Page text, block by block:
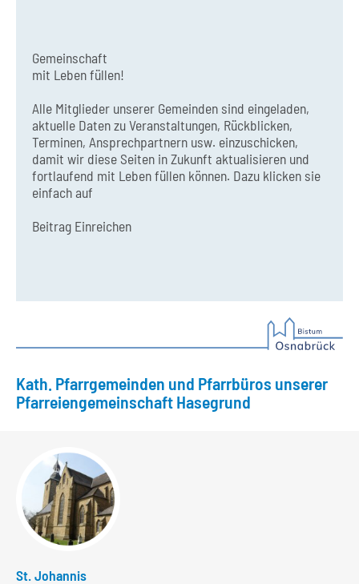
Gemeinschaft
mit Leben füllen!
Alle Mitglieder unserer Gemeinden sind eingeladen,
aktuelle Daten zu Veranstaltungen, Rückblicken,
Terminen, Ansprechpartnern usw. einzuschicken,
damit wir diese Seiten in Zukunft aktualisieren und
fortlaufend mit Leben füllen können. Dazu klicken sie
einfach auf
Beitrag Einreichen
Kath. Pfarrgemeinden und Pfarrbüros unserer
Pfarreiengemeinschaft Hasegrund
St. Johannis